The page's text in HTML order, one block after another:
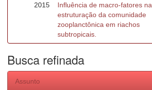
2015
Influência de macro-fatores na
estruturação da comunidade
zooplanctônica em riachos
subtropicais.
Busca refinada
Assunto